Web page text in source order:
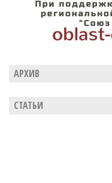
АРХИВ
СТАТЬИ